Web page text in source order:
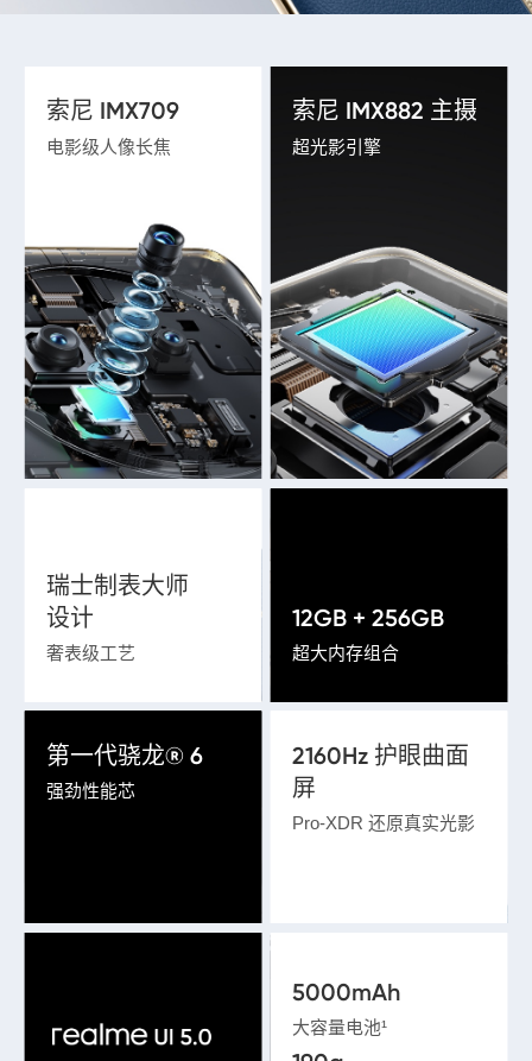
索尼 IMX709
电影级人像长焦
瑞士制表大师
设计
奢表级工艺
第一代骁龙® 6
强劲性能芯
索尼 IMX882 主摄
超光影引擎
12GB + 256GB
超大内存组合
2160Hz 护眼曲面
屏
Pro-XDR 还原真实光影
5000mAh
大容量电池¹